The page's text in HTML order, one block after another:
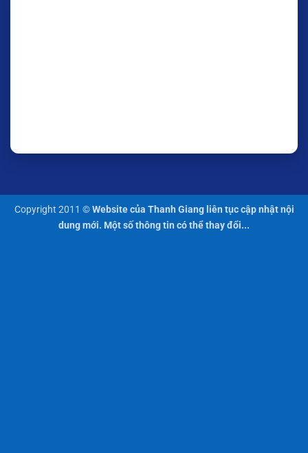
Copyright 2011 ©Website của Thanh Giang liên tục cập nhật nội
dung mới. Một số thông tin có thể thay đổi...